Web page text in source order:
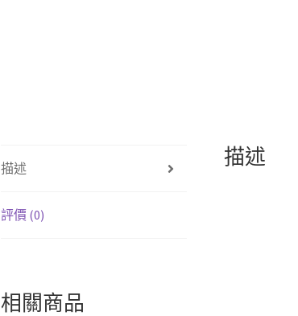
描述
評價 (0)
描述
相關商品